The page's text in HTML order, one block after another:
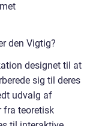
den Vigtig?
designet til at
sig til deres
udvalg af
fra teoretisk